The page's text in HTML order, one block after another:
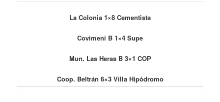
La Colonia 1×8 Cementista
Covimeni B 1×4 Supe
Mun. Las Heras B 3×1 COP
Coop. Beltrán 6×3 Villa Hipódromo